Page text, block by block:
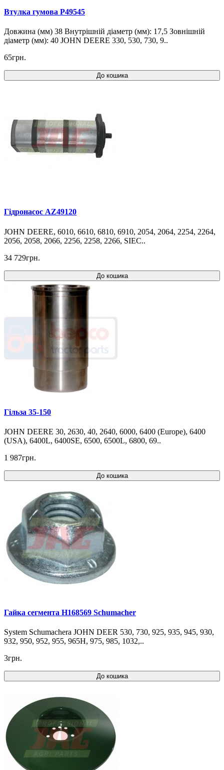
Втулка гумова P49545
Довжина (мм) 38 Внутрішній діаметр (мм): 17,5 Зовнішній
діаметр (мм): 40 JOHN DEERE 330, 530, 730, 9..
65грн.
До кошика
Гідронасос AZ49120
JOHN DEERE, 6010, 6610, 6810, 6910, 2054, 2064, 2254, 2264,
2056, 2058, 2066, 2256, 2258, 2266, SIEC..
34 729грн.
До кошика
Гільза 35-150
JOHN DEERE 30, 2630, 40, 2640, 6000, 6400 (Europe), 6400
(USA), 6400L, 6400SE, 6500, 6500L, 6800, 69..
1 987грн.
До кошика
Гайка сегмента H168569 Schumacher
System Schumachera JOHN DEER 530, 730, 925, 935, 945, 930,
932, 950, 952, 955, 965H, 975, 985, 1032,..
3грн.
До кошика